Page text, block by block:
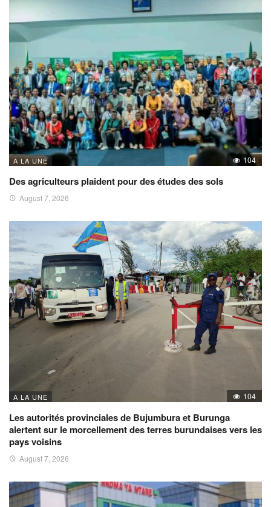
A LA UNE 104
Des agriculteurs plaident pour des études des sols
August 7, 2026
A LA UNE 104
Les autorités provinciales de Bujumbura et Burunga
alertent sur le morcellement des terres burundaises vers les
pays voisins
August 7, 2026